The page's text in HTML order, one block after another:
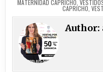
MATERNIDAD CAPRICHO
CAPRICHO
Author: